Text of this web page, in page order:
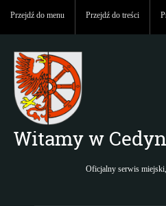
Przejdź do menu Przejdź do treści
Witamy w
Oficjalny serwis